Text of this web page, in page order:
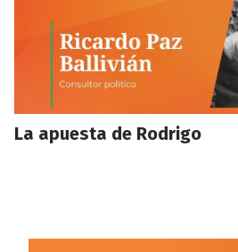
La apuesta de Rodrigo